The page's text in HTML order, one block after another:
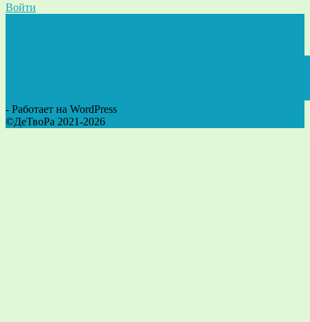
Войти
- Работает на WordPress
©ДеТвоРа 2021-2026